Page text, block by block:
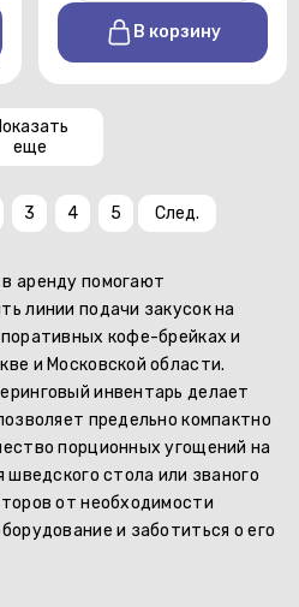
В корзину
еще
3 4 5 След.
в аренду помогают
линии подачи закусок на
кофе-брейках и
и Московской области.
инвентарь делает
предельно компактно
порционных угощений на
стола или званого
от необходимости
и заботиться о его